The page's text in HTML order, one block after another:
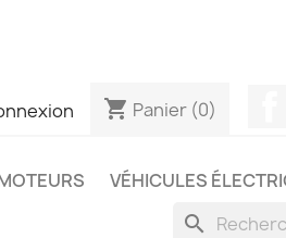
shopping_cart Panier (0)
VÉHICULES
search